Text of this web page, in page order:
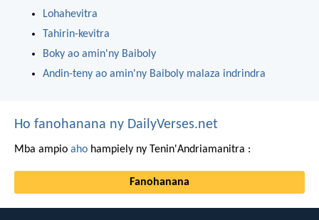
Lohahevitra
Tahirin-kevitra
Boky ao amin'ny Baiboly
Andin-teny ao amin'ny Baiboly malaza indrindra
Ho fanohanana ny DailyVerses.net
Mba ampio aho hampiely ny Tenin'Andriamanitra :
Fanohanana